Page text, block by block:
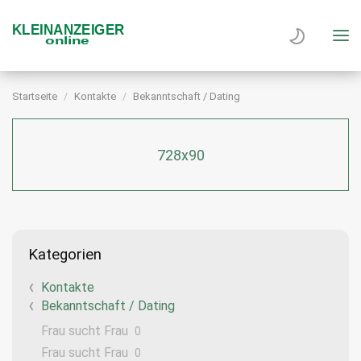
Startseite Kontakte Bekanntschaft / Dating
728x90
Kategorien
Kontakte
Bekanntschaft / Dating
Frau sucht Frau
0
Frau sucht Frau 0